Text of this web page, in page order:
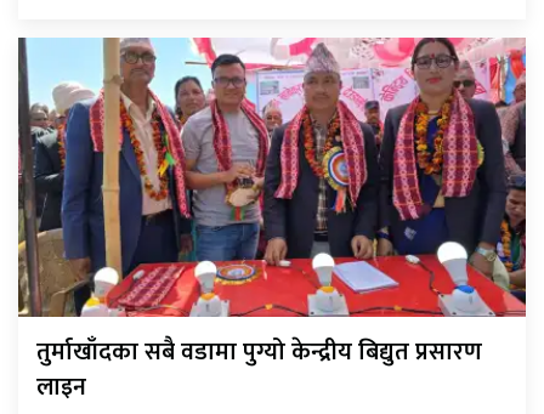
तुर्माखाँदका सबै वडामा पुग्यो केन्द्रीय बिद्युत प्रसारण
लाइन